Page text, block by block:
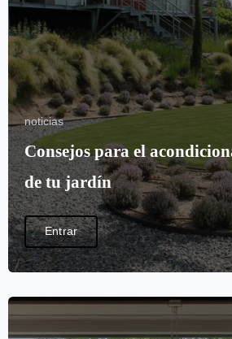
noticias
Consejos para el
de tu jardín
Entrar